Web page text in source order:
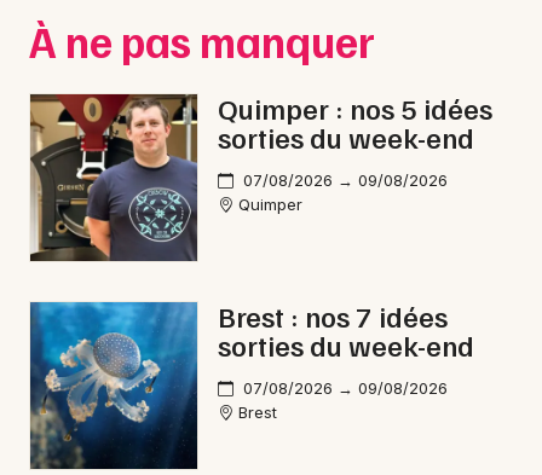
Choisir mes départements
Mon email
À ne pas manquer
Quimper : nos 5 idées
sorties du week-end
07/08/2026 → 09/08/2026
Quimper
Brest : nos 7 idées
sorties du week-end
07/08/2026 → 09/08/2026
Brest